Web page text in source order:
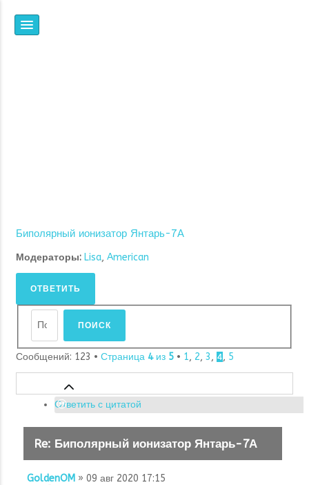
Биполярный ионизатор Янтарь-7А
Модераторы: Lisa, American
ОТВЕТИТЬ
Сообщений: 123 • Страница 4из 5 • 1, 2, 3, 4, 5
Ответить с цитатой
Re: Биполярный ионизатор Янтарь-7А
GoldenOM » 09 авг 2020 17:15